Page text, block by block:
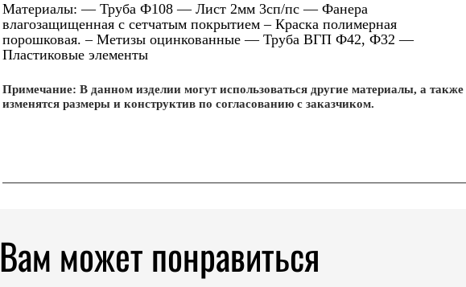
Материалы:— Труба Ф108 — Лист 2мм 3сп/пс — Фанера
влагозащищенная с сетчатым покрытием – Краска полимерная
порошковая. – Метизы оцинкованные — Труба ВГП Ф42, Ф32 —
Пластиковые элементы
Примечание: В данном изделии могут использоваться другие материалы, а также
изменятся размеры и конструктив по согласованию с заказчиком.
Вам может понравиться